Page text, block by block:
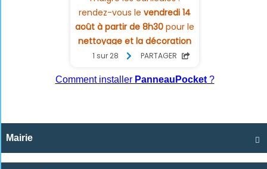
Comment installer PanneauPocket?

Mairie